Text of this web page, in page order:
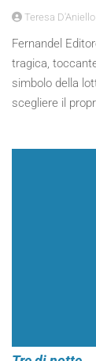
Teresa D'Aniello
Fernandel
tragica,
simbolo della
scegliere il